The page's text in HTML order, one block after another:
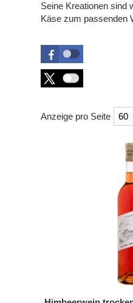
Seine Kreationen sind
Käse zum passenden
Anzeige pro Seite